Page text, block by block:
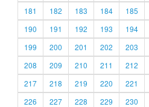
181
182 183 184 185
190
191 192 193 194
199
200 201 202 203
208
209 210 211 212
217
218 219 220 221
226
227 228 229 230